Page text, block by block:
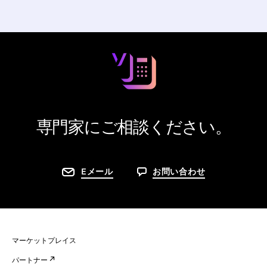
専門家にご相談ください。
Eメール お問い合わせ
マーケットプレイス
パートナー